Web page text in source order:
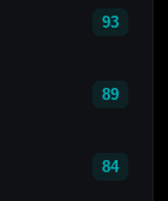
93
89
84